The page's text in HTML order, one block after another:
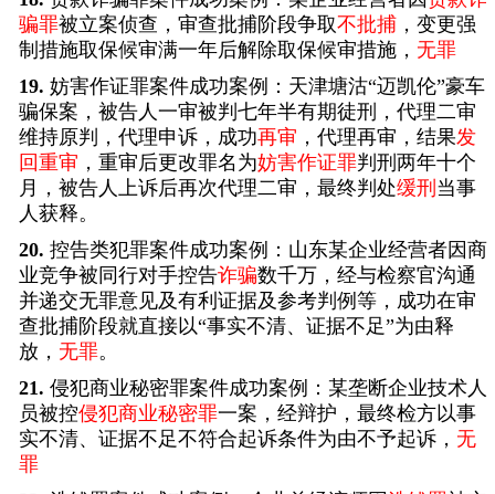
骗罪被立案侦查，审查批捕阶段争取不批捕 ，变更强
制措施取保候审满一年后解除取保候审措施， 无罪
19. 妨害作证罪案件成功案例：天津塘沽“迈凯伦”豪车
骗保案，被告人一审被判七年半有期徒刑，代理二审
维持原判，代理申诉，成功再审 ，代理再审，结果发
回重审 ，重审后更改罪名为妨害作证罪判刑两年十个
月，被告人上诉后再次代理二审，最终判处缓刑 当事
人获释。
20. 控告类犯罪案件成功案例：山东某企业经营者因商
业竞争被同行对手控告诈骗数千万，经与检察官沟通
并递交无罪意见及有利证据及参考判例等，成功在审
查批捕阶段就直接以“事实不清、证据不足”为由释
放， 无罪。
21. 侵犯商业秘密罪案件成功案例：某垄断企业技术人
员被控侵犯商业秘密罪一案，经辩护，最终检方以事
实不清、证据不足不符合起诉条件为由不予起诉， 无
罪